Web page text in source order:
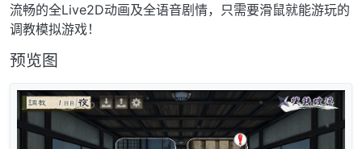
流畅的全Live2D动画及全语音剧情，只需要滑鼠就能游玩的
调教模拟游戏！
预览图